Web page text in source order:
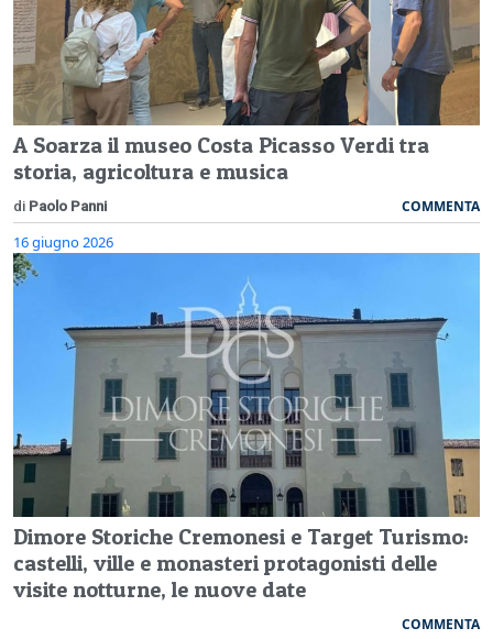
A Soarza il museo Costa Picasso Verdi tra
storia, agricoltura e musica
di Paolo Panni COMMENTA
16 giugno 2026
Dimore Storiche Cremonesi e Target Turismo:
castelli, ville e monasteri protagonisti delle
visite notturne, le nuove date
COMMENTA